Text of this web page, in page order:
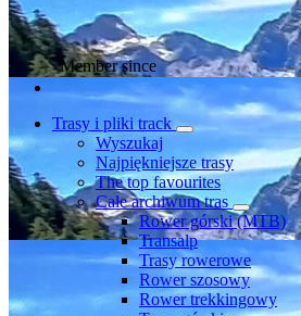
Member since
Trasy i pliki track
Wyszukaj
Najpiękniejsze trasy
The top favourites
Całe archiwum tras
Rower górski (MTB)
Transalp
Trasy rowerowe
Rower szosowy
Rower trekkingowy